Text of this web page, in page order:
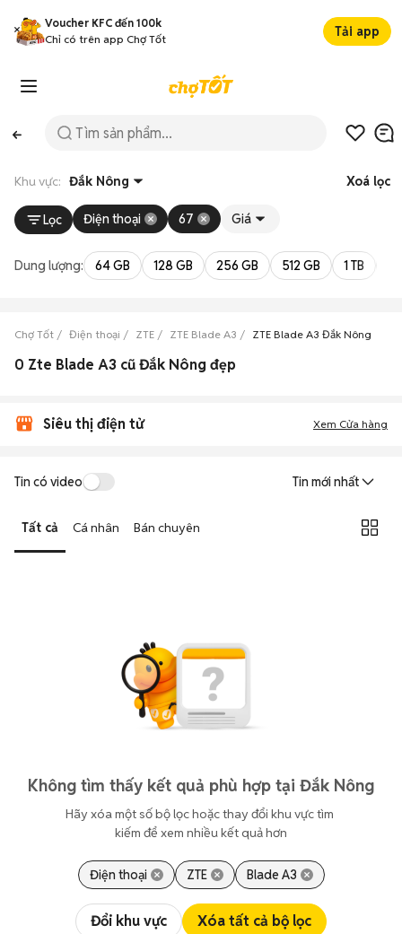
Voucher KFC đến 100k
Chỉ có trên app Chợ Tốt
Tải app
Khu vực: Đắk Nông Xoá lọc
Lọc Điện thoại 67 Giá
Dung lượng: 64 GB 128 GB 256 GB 512 GB 1 TB
Chợ Tốt Điện thoại ZTE ZTE Blade A3 ZTE Blade A3 Đắk Nông
0 Zte Blade A3 cũ Đắk Nông đẹp
Siêu thị điện tử Xem Cửa hàng
Tin có video Tin mới nhất
Tất cả Cá nhân Bán chuyên
Không tìm thấy kết quả phù hợp tại Đắk Nông
Hãy xóa một số bộ lọc hoặc thay đổi khu vực tìm
kiếm để xem nhiều kết quả hơn
Điện thoại ZTE Blade A3
Đổi khu vực Xóa tất cả bộ lọc